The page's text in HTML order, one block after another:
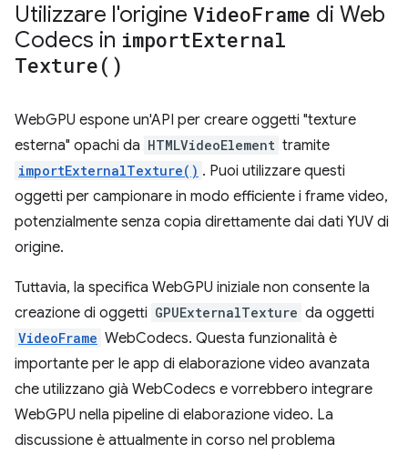
Utilizzare l'origine VideoFrame di Web
Codecs in importExternal
Texture( )
WebGPU espone un'API per creare oggetti "texture
esterna" opachi da HTMLVideoElement tramite
importExternalTexture() . Puoi utilizzare questi
oggetti per campionare in modo efficiente i frame video,
potenzialmente senza copia direttamente dai dati YUV di
origine.
Tuttavia, la specifica WebGPU iniziale non consente la
creazione di oggetti GPUExternalTexture da oggetti
VideoFrame WebCodecs. Questa funzionalità è
importante per le app di elaborazione video avanzata
che utilizzano già WebCodecs e vorrebbero integrare
WebGPU nella pipeline di elaborazione video. La
discussione è attualmente in corso nel problema